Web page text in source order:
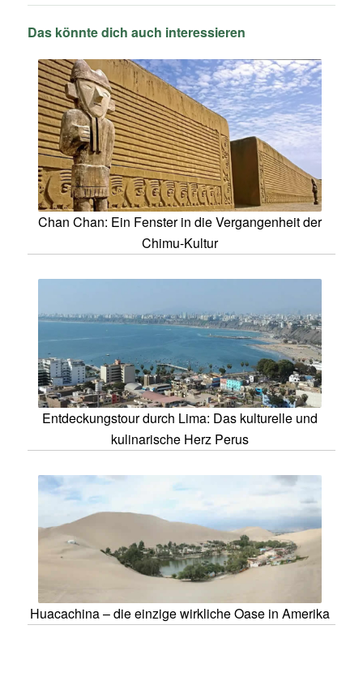
Das könnte dich auch interessieren
Chan Chan: Ein Fenster in die Vergangenheit der
Chimu-Kultur
Entdeckungstour durch Lima: Das kulturelle und
kulinarische Herz Perus
Huacachina – die einzige wirkliche Oase in Amerika